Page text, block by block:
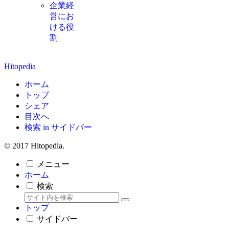
企業経
営にお
ける役
割
Hitopedia
ホーム
トップ
シェア
目次へ
検索 in サイドバー
© 2017 Hitopedia.
メニュー
ホーム
検索
トップ
サイドバー